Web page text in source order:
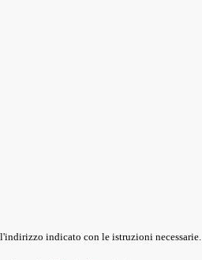
indicato con le istruzioni necessarie.